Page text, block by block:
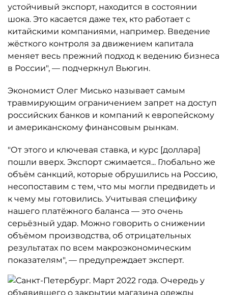
устойчивый экспорт, находится в состоянии
шока. Это касается даже тех, кто работает с
китайскими компаниями, например. Введение
жёсткого контроля за движением капитала
меняет весь прежний подход к ведению бизнеса
в России", — подчеркнул Вьюгин.
Экономист Олег Мисько называет самым
травмирующим ограничением запрет на доступ
российских банков и компаний к европейскому
и американскому финансовым рынкам.
"От этого и ключевая ставка, и курс [доллара]
пошли вверх. Экспорт сжимается... Глобально же
объём санкций, которые обрушились на Россию,
несопоставим с тем, что мы могли предвидеть и
к чему мы готовились. Учитывая специфику
нашего платёжного баланса — это очень
серьёзный удар. Можно говорить о снижении
объёмом производства, об отрицательных
результатах по всем макроэкономическим
показателям", — предупреждает эксперт.